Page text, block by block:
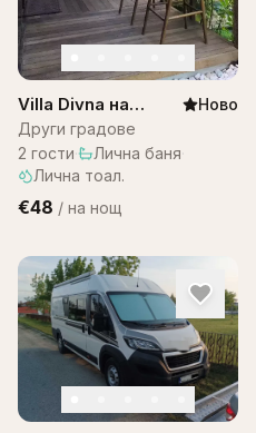
Villa Divna на
Остров Бали
Ново
Други градове
2 гости· Лична баня·
Лична тоал.
€48 / на нощ